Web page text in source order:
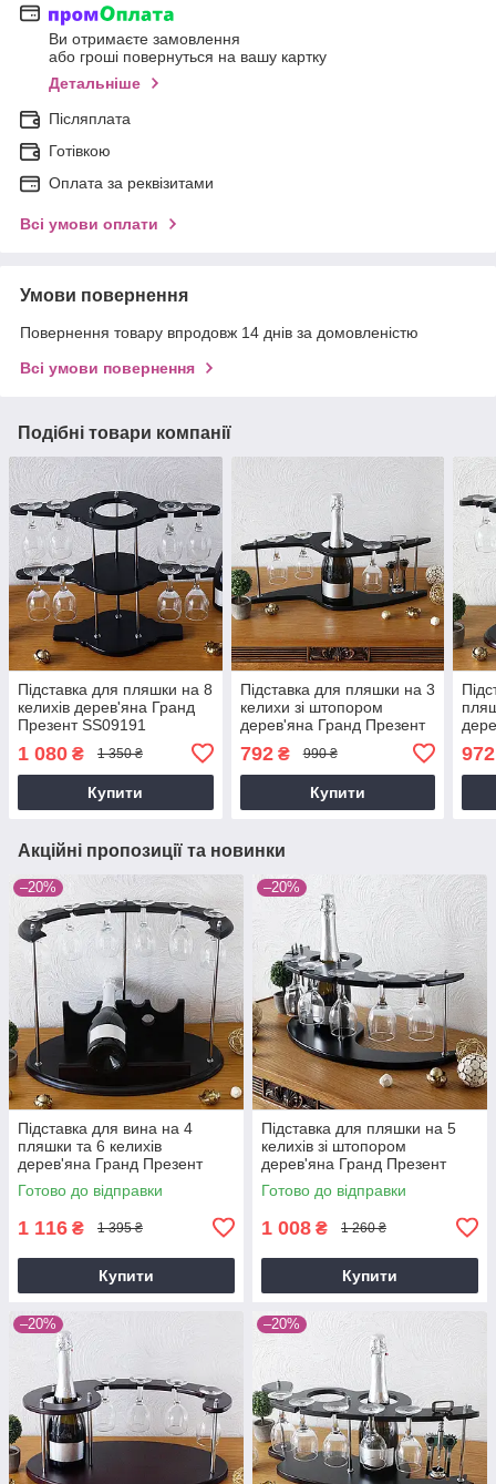
Ви отримаєте замовлення
або гроші повернуться на вашу картку
Детальніше
Післяплата
Готівкою
Оплата за реквізитами
Всі умови оплати
Умови повернення
Повернення товару впродовж 14 днів за домовленістю
Всі умови повернення
Подібні товари компанії
Підставка для пляшки на 8
келихів дерев'яна Гранд
Презент SS09191
1 080 ₴ 1 350 ₴
Купити
Підставка для пляшки на 3
келихи зі штопором
дерев'яна Гранд Презент
792₴ 990 ₴
Купити
972
Акційні пропозиції та новинки
–20%
Підставка для вина на 4
пляшки та 6 келихів
дерев'яна Гранд Презент
SS0081
Готово до відправки
1 116 ₴ 1 395 ₴
Купити
–20%
Підставка для пляшки на 5
келихів зі штопором
дерев'яна Гранд Презент
SS09185
Готово до відправки
1 008 ₴ 1 260 ₴
Купити
–20% –20%